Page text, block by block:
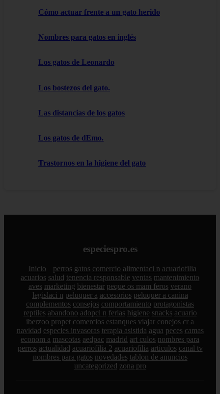
Cómo actuar frente a un gato herido
Nombres para gatos en inglés
Los gatos de Leonardo
Los bostezos del gato.
Las distancias de los gatos
Los gatos de dEmo.
Trastornos en la higiene del gato
especiespro.es
Inicio perros gatos comercio alimentaci n acuariofilia
acuarios salud tenencia responsable ventas mantenimiento
aves marketing bienestar peque os mam feros verano
legislaci n peluquer a accesorios peluquer a canina
complementos consejos comportamiento protagonistas
reptiles abandono adopci n ferias higiene snacks acuario
iberzoo propet comercios estanques viajar conejos cr a
navidad especies invasoras terapia asistida agua peces camas
econom a mascotas aedpac madrid art culos nombres para
perros actualidad acuariofilia 2 acuariofilia articulos canal tv
nombres para gatos novedades tablon de anuncios
uncategorized zona pro